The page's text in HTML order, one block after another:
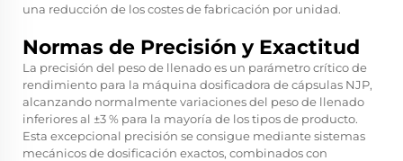
una reducción de los costes de fabricación por unidad.
Normas de Precisión y Exactitud
La precisión del peso de llenado es un parámetro crítico de
rendimiento para la máquina dosificadora de cápsulas NJP,
alcanzando normalmente variaciones del peso de llenado
inferiores al ±3 % para la mayoría de los tipos de producto.
Esta excepcional precisión se consigue mediante sistemas
mecánicos de dosificación exactos, combinados con